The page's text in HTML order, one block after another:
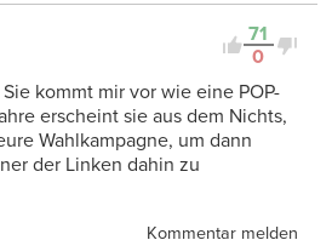
71
0
kommt mir vor wie eine POP-
erscheint sie aus dem Nichts,
Wahlkampagne, um dann
der Linken dahin zu
Kommentar melden